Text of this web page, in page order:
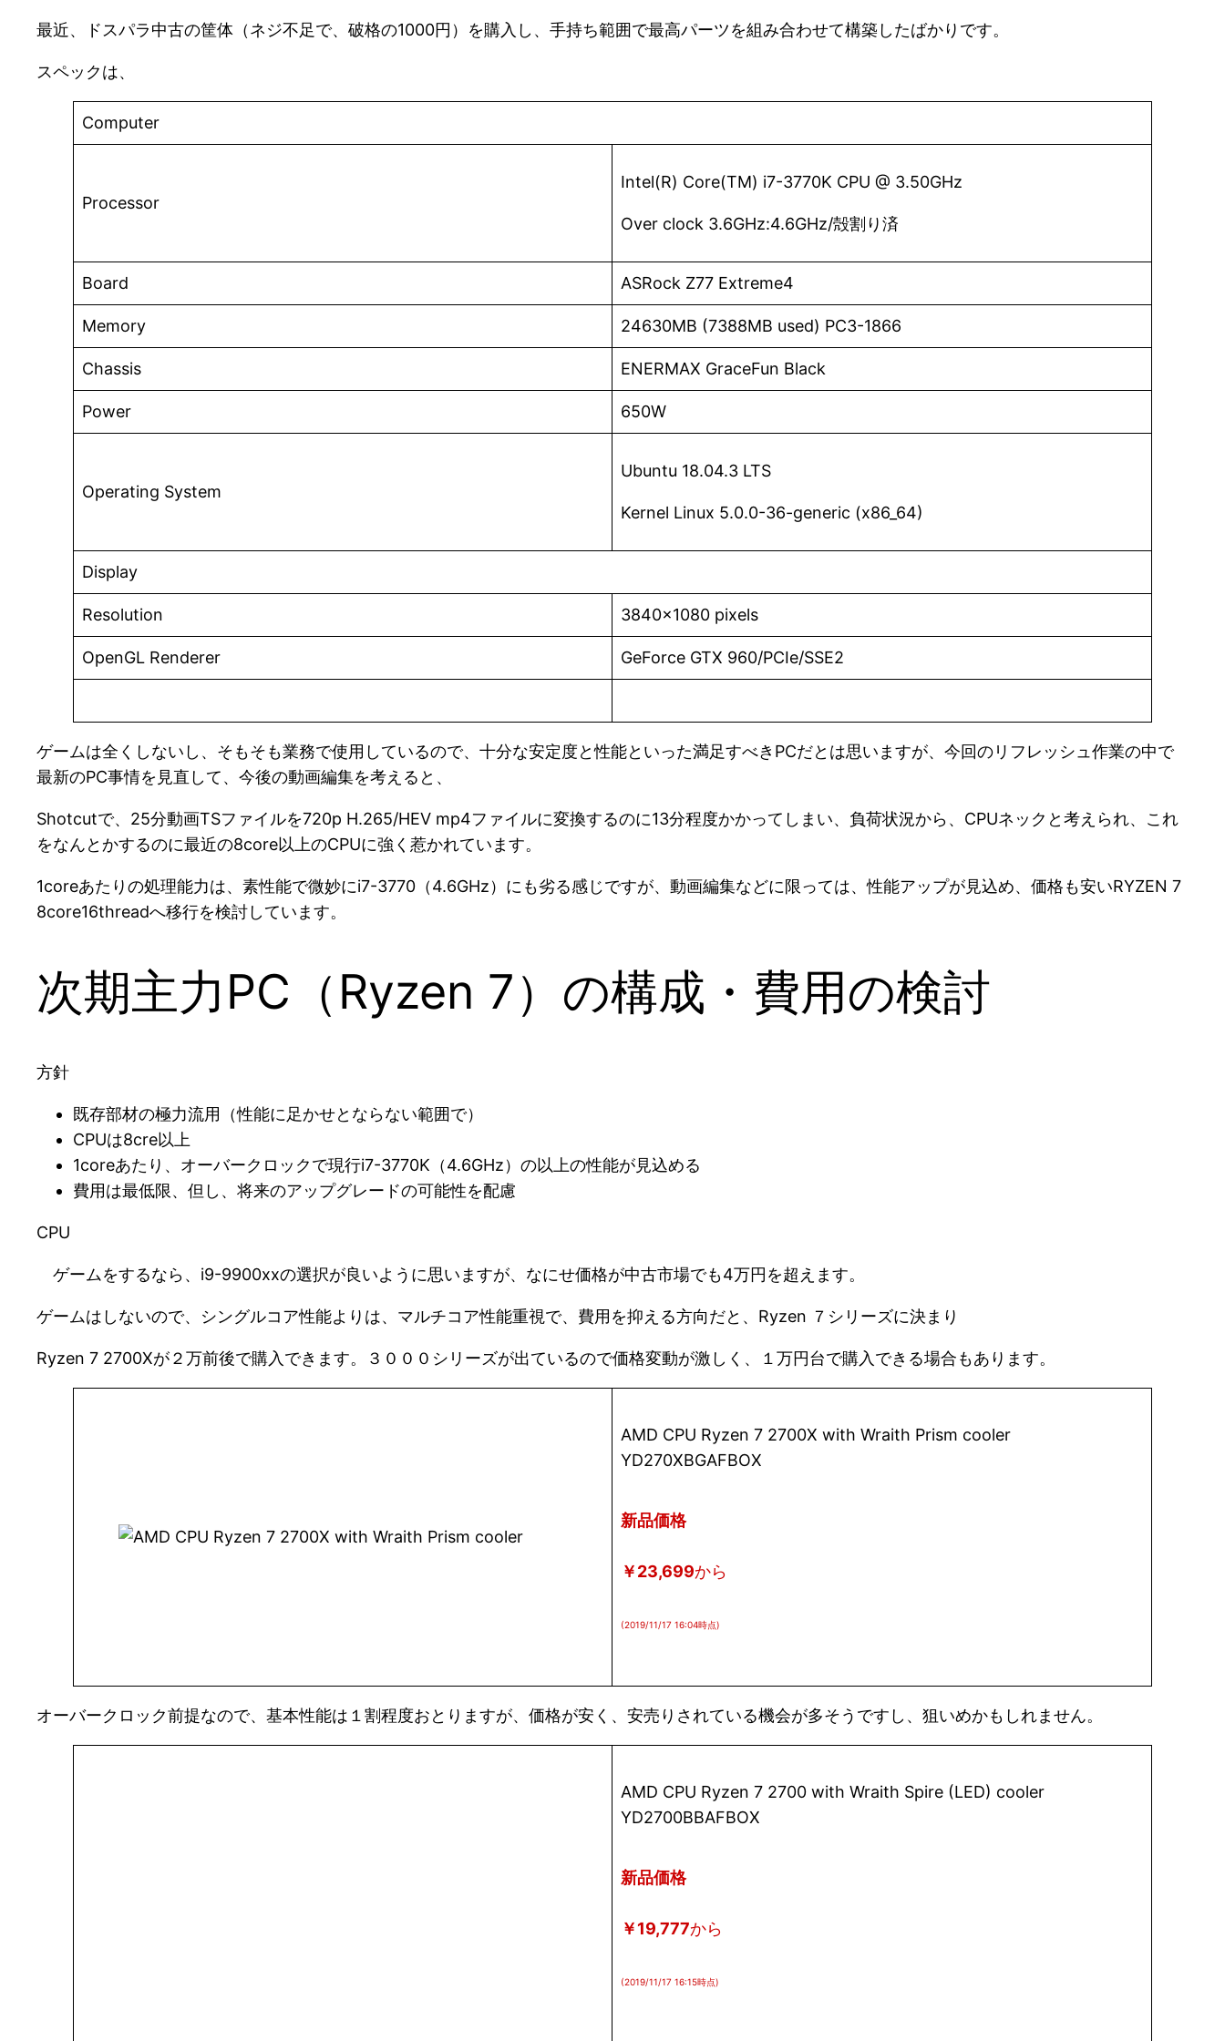
最近、ドスパラ中古の筐体（ネジ不足で、破格の1000円）を購入し、手持ち範囲で最高パーツを組み合わせて構築したばかりです。
スペックは、
Computer
Processor
Intel(R) Core(TM) i7-3770K CPU @ 3.50GHz
Over clock 3.6GHz:4.6GHz/殻割り済
Board ASRock Z77 Extreme4
Memory 24630MB (7388MB used) PC3-1866
Chassis ENERMAX GraceFun Black
Power 650W
Operating System
Ubuntu 18.04.3 LTS
Kernel Linux 5.0.0-36-generic (x86_64)
Display
Resolution 3840×1080 pixels
OpenGL Renderer GeForce GTX 960/PCIe/SSE2
ゲームは全くしないし、そもそも業務で使用しているので、十分な安定度と性能といった満足すべきPCだとは思いますが、今回のリフレッシュ作業の中で
最新のPC事情を見直して、今後の動画編集を考えると、
Shotcutで、25分動画TSファイルを720p H.265/HEV mp4ファイルに変換するのに13分程度かかってしまい、負荷状況から、CPUネックと考えられ、これ
をなんとかするのに最近の8core以上のCPUに強く惹かれています。
1coreあたりの処理能力は、素性能で微妙にi7-3770（4.6GHz）にも劣る感じですが、動画編集などに限っては、性能アップが見込め、価格も安いRYZEN 7
8core16threadへ移行を検討しています。
次期主力PC（Ryzen 7）の構成・費用の検討
方針
既存部材の極力流用（性能に足かせとならない範囲で）
CPUは8cre以上
1coreあたり、オーバークロックで現行i7-3770K（4.6GHz）の以上の性能が見込める
費用は最低限、但し、将来のアップグレードの可能性を配慮
CPU
ゲームをするなら、i9-9900xxの選択が良いように思いますが、なにせ価格が中古市場でも4万円を超えます。
ゲームはしないので、シングルコア性能よりは、マルチコア性能重視で、費用を抑える方向だと、Ryzen ７シリーズに決まり
Ryzen 7 2700Xが２万前後で購入できます。３０００シリーズが出ているので価格変動が激しく、１万円台で購入できる場合もあります。
AMD CPU Ryzen 7 2700X with Wraith Prism cooler
YD270XBGAFBOX
新品価格
￥23,699から
(2019/11/17 16:04時点)
オーバークロック前提なので、基本性能は１割程度おとりますが、価格が安く、安売りされている機会が多そうですし、狙いめかもしれません。
AMD CPU Ryzen 7 2700 with Wraith Spire (LED) cooler
YD2700BBAFBOX
新品価格
￥19,777から
(2019/11/17 16:15時点)